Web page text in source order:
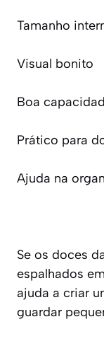
Tamanho
Visual bonito
Boa
Prático para
Ajuda na
Se os doces
espalhados
ajuda a criar
guardar